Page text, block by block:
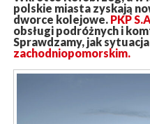
polskie miasta zyskają
dworce kolejowe. PKP
obsługi podróżnych i
Sprawdzamy, jak
zachodniopomorskim.